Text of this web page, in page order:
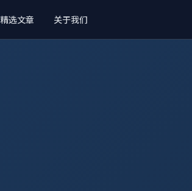
精选文章 关于我们